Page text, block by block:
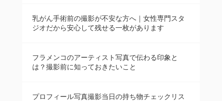
乳がん手術前の撮影が不安な方へ｜女性専門スタ
ジオだから安心して残せる一枚があります
フラメンコのアーティスト写真で伝わる印象と
は？撮影前に知っておきたいこと
プロフィール写真撮影当日の持ち物チェックリス